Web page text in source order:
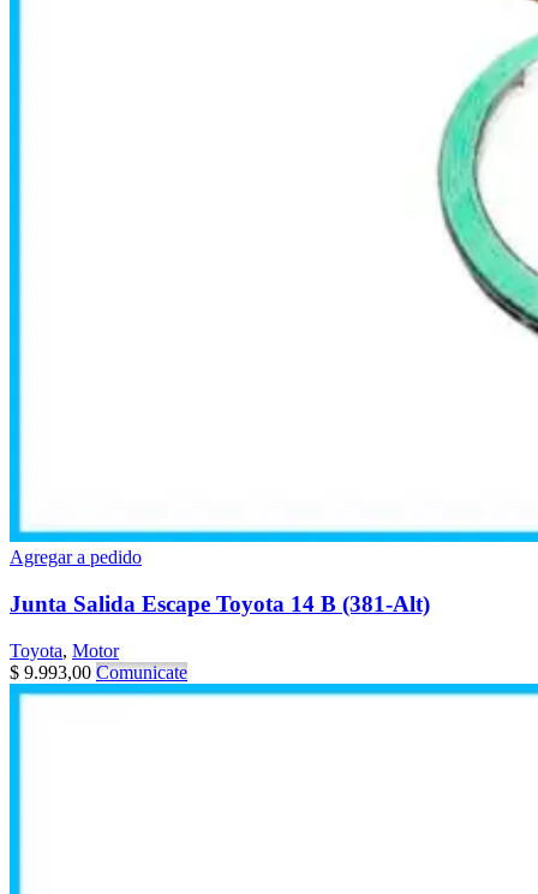
Agregar a pedido
Junta Salida Escape Toyota 14 B (381-Alt)
Toyota, Motor
$ 9.993,00 Comunicate